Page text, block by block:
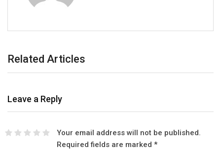
Related Articles
Leave a Reply
Your email address will not be published.
Required fields are marked *